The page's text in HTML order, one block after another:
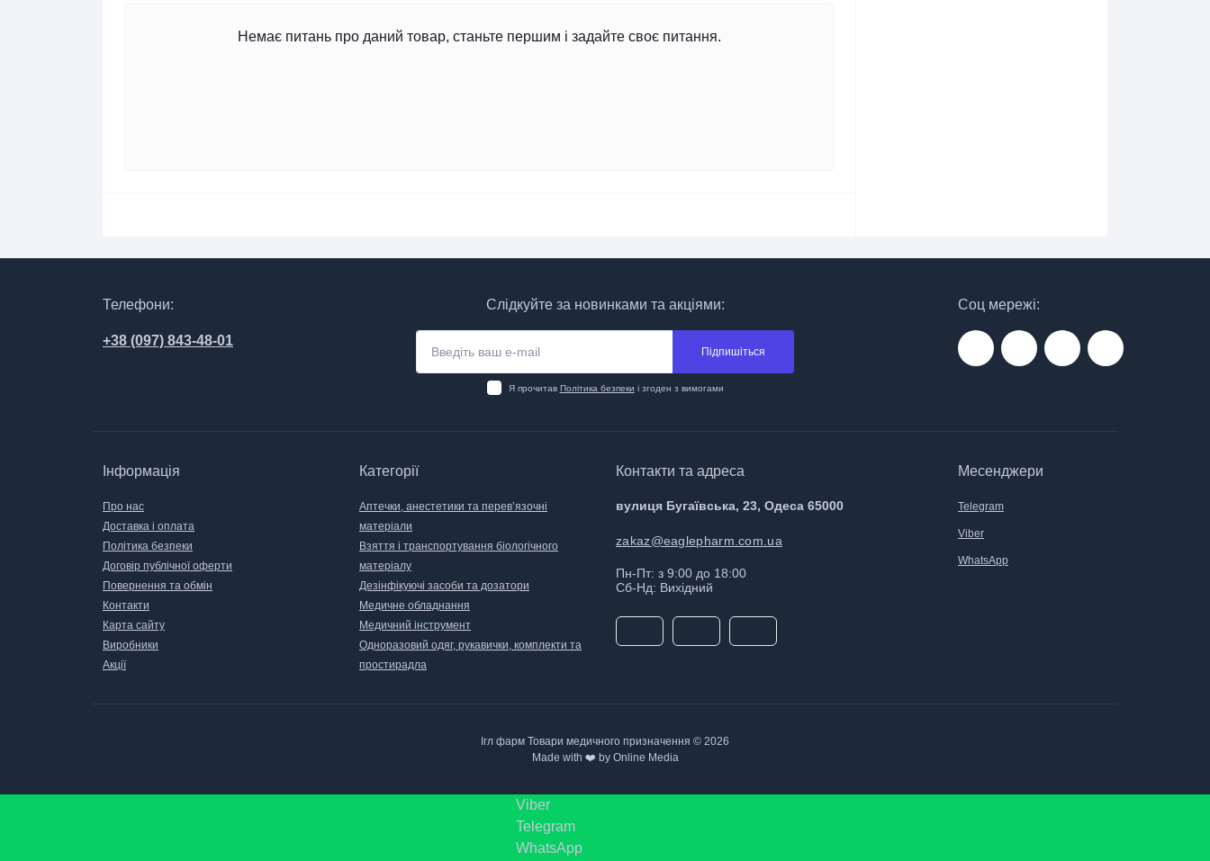
Немає питань про даний товар, станьте першим і задайте своє питання.
Телефони:
+38 (097) 843-48-01
Соц мережі:
Слідкуйте за новинками та акціями:
Підпишіться
Я прочитав Політика безпеки і згоден з вимогами
Інформація
Про нас
Доставка і оплата
Політика безпеки
Договір публічної оферти
Повернення та обмін
Контакти
Карта сайту
Виробники
Акції
Категорії
Аптечки, анестетики та перев’язочні
матеріали
Взяття і транспортування біологічного
матеріалу
Дезінфікуючі засоби та дозатори
Медичне обладнання
Медичний інструмент
Одноразовий одяг, рукавички, комплекти та
простирадла
Контакти та адреса
вулиця Бугаївська, 23, Одеса 65000
zakaz@eaglepharm.com.ua
Пн-Пт: з 9:00 до 18:00
Сб-Нд: Вихідний
Месенджери
Telegram
Viber
WhatsApp
Ігл фарм Товари медичного призначення © 2026
Made with ❤️ by Online Media
Viber
Telegram
WhatsApp